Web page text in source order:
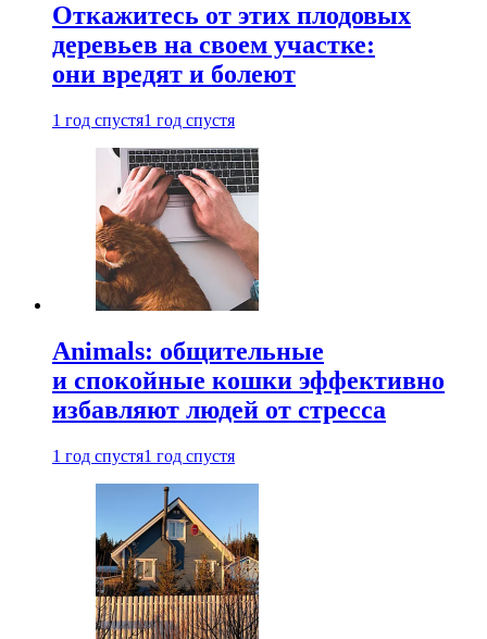
Откажитесь от этих плодовых
деревьев на своем участке:
они вредят и болеют
1 год спустя1 год спустя
Animals: общительные
и спокойные кошки эффективно
избавляют людей от стресса
1 год спустя1 год спустя